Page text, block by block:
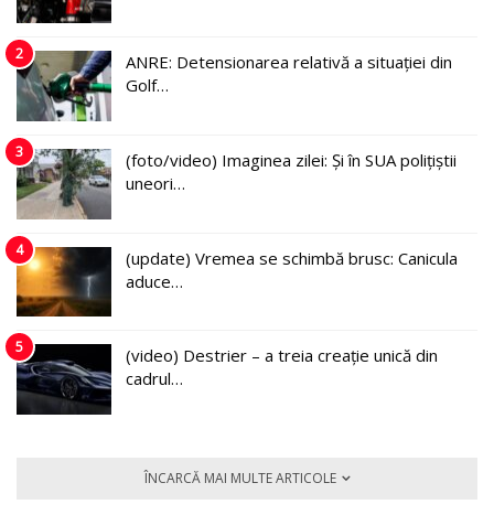
2
ANRE: Detensionarea relativă a situației din
Golf…
3
(foto/video) Imaginea zilei: Și în SUA polițiștii
uneori…
4
(update) Vremea se schimbă brusc: Canicula
aduce…
5
(video) Destrier – a treia creație unică din
cadrul…
ÎNCARCĂ MAI MULTE ARTICOLE